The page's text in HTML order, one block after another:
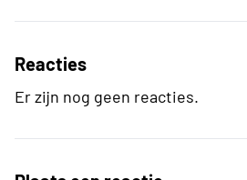
Reacties
Er zijn nog geen reacties.